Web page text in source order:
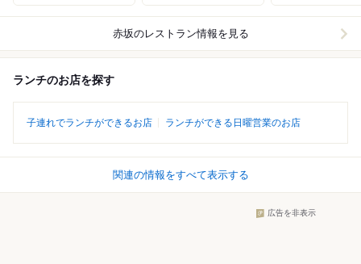
赤坂のレストラン情報を見る
ランチのお店を探す
子連れでランチができるお店 ランチができる日曜営業のお店
関連の情報をすべて表示する
広告を非表示